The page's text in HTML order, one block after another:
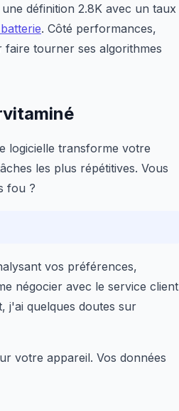
définition 2.8K avec un taux
. Côté performances,
faire tourner ses algorithmes
logicielle transforme votre
les plus répétitives. Vous
fou ?
vos préférences,
négocier avec le service client
j'ai quelques doutes sur
votre appareil. Vos données